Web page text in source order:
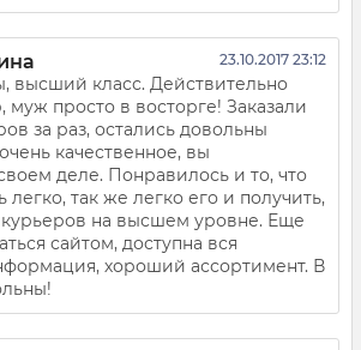
23.10.2017 23:12
высший класс. Действительно
муж просто в восторге! Заказали
за раз, остались довольны
качественное, вы
деле. Понравилось и то, что
легко, так же легко его и получить,
курьеров на высшем уровне. Еще
сайтом, доступна вся
хороший ассортимент. В